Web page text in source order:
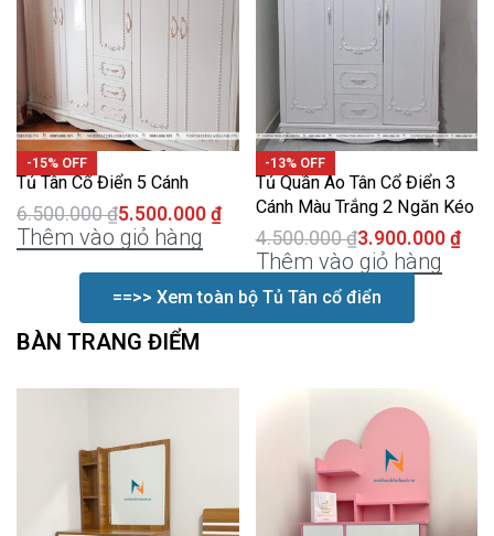
-15% OFF
Tủ Tân Cổ Điển 5 Cánh
6.500.000₫5.500.000 ₫
Thêm vào giỏ hàng
-13% OFF
Tủ Quần Áo Tân Cổ Điển 3
Cánh Màu Trắng 2 Ngăn Kéo
4.500.000₫3.900.000 ₫
Thêm vào giỏ hàng
==>> Xem toàn bộ Tủ Tân cổ điển
BÀN TRANG ĐIỂM